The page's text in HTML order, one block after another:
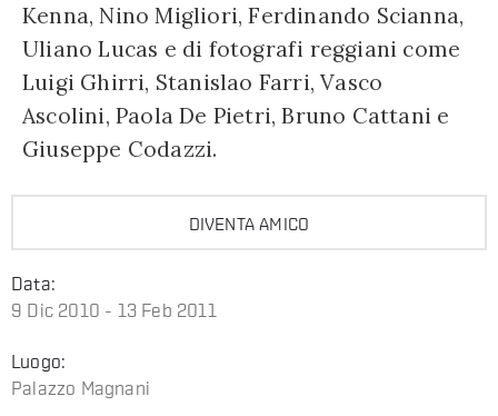
Kenna, Nino Migliori, Ferdinando Scianna,
Uliano Lucas e di fotografi reggiani come
Luigi Ghirri, Stanislao Farri, Vasco
Ascolini, Paola De Pietri, Bruno Cattani e
Giuseppe Codazzi.
DIVENTA AMICO
Data:
9 Dic 2010 - 13 Feb 2011
Luogo:
Palazzo Magnani